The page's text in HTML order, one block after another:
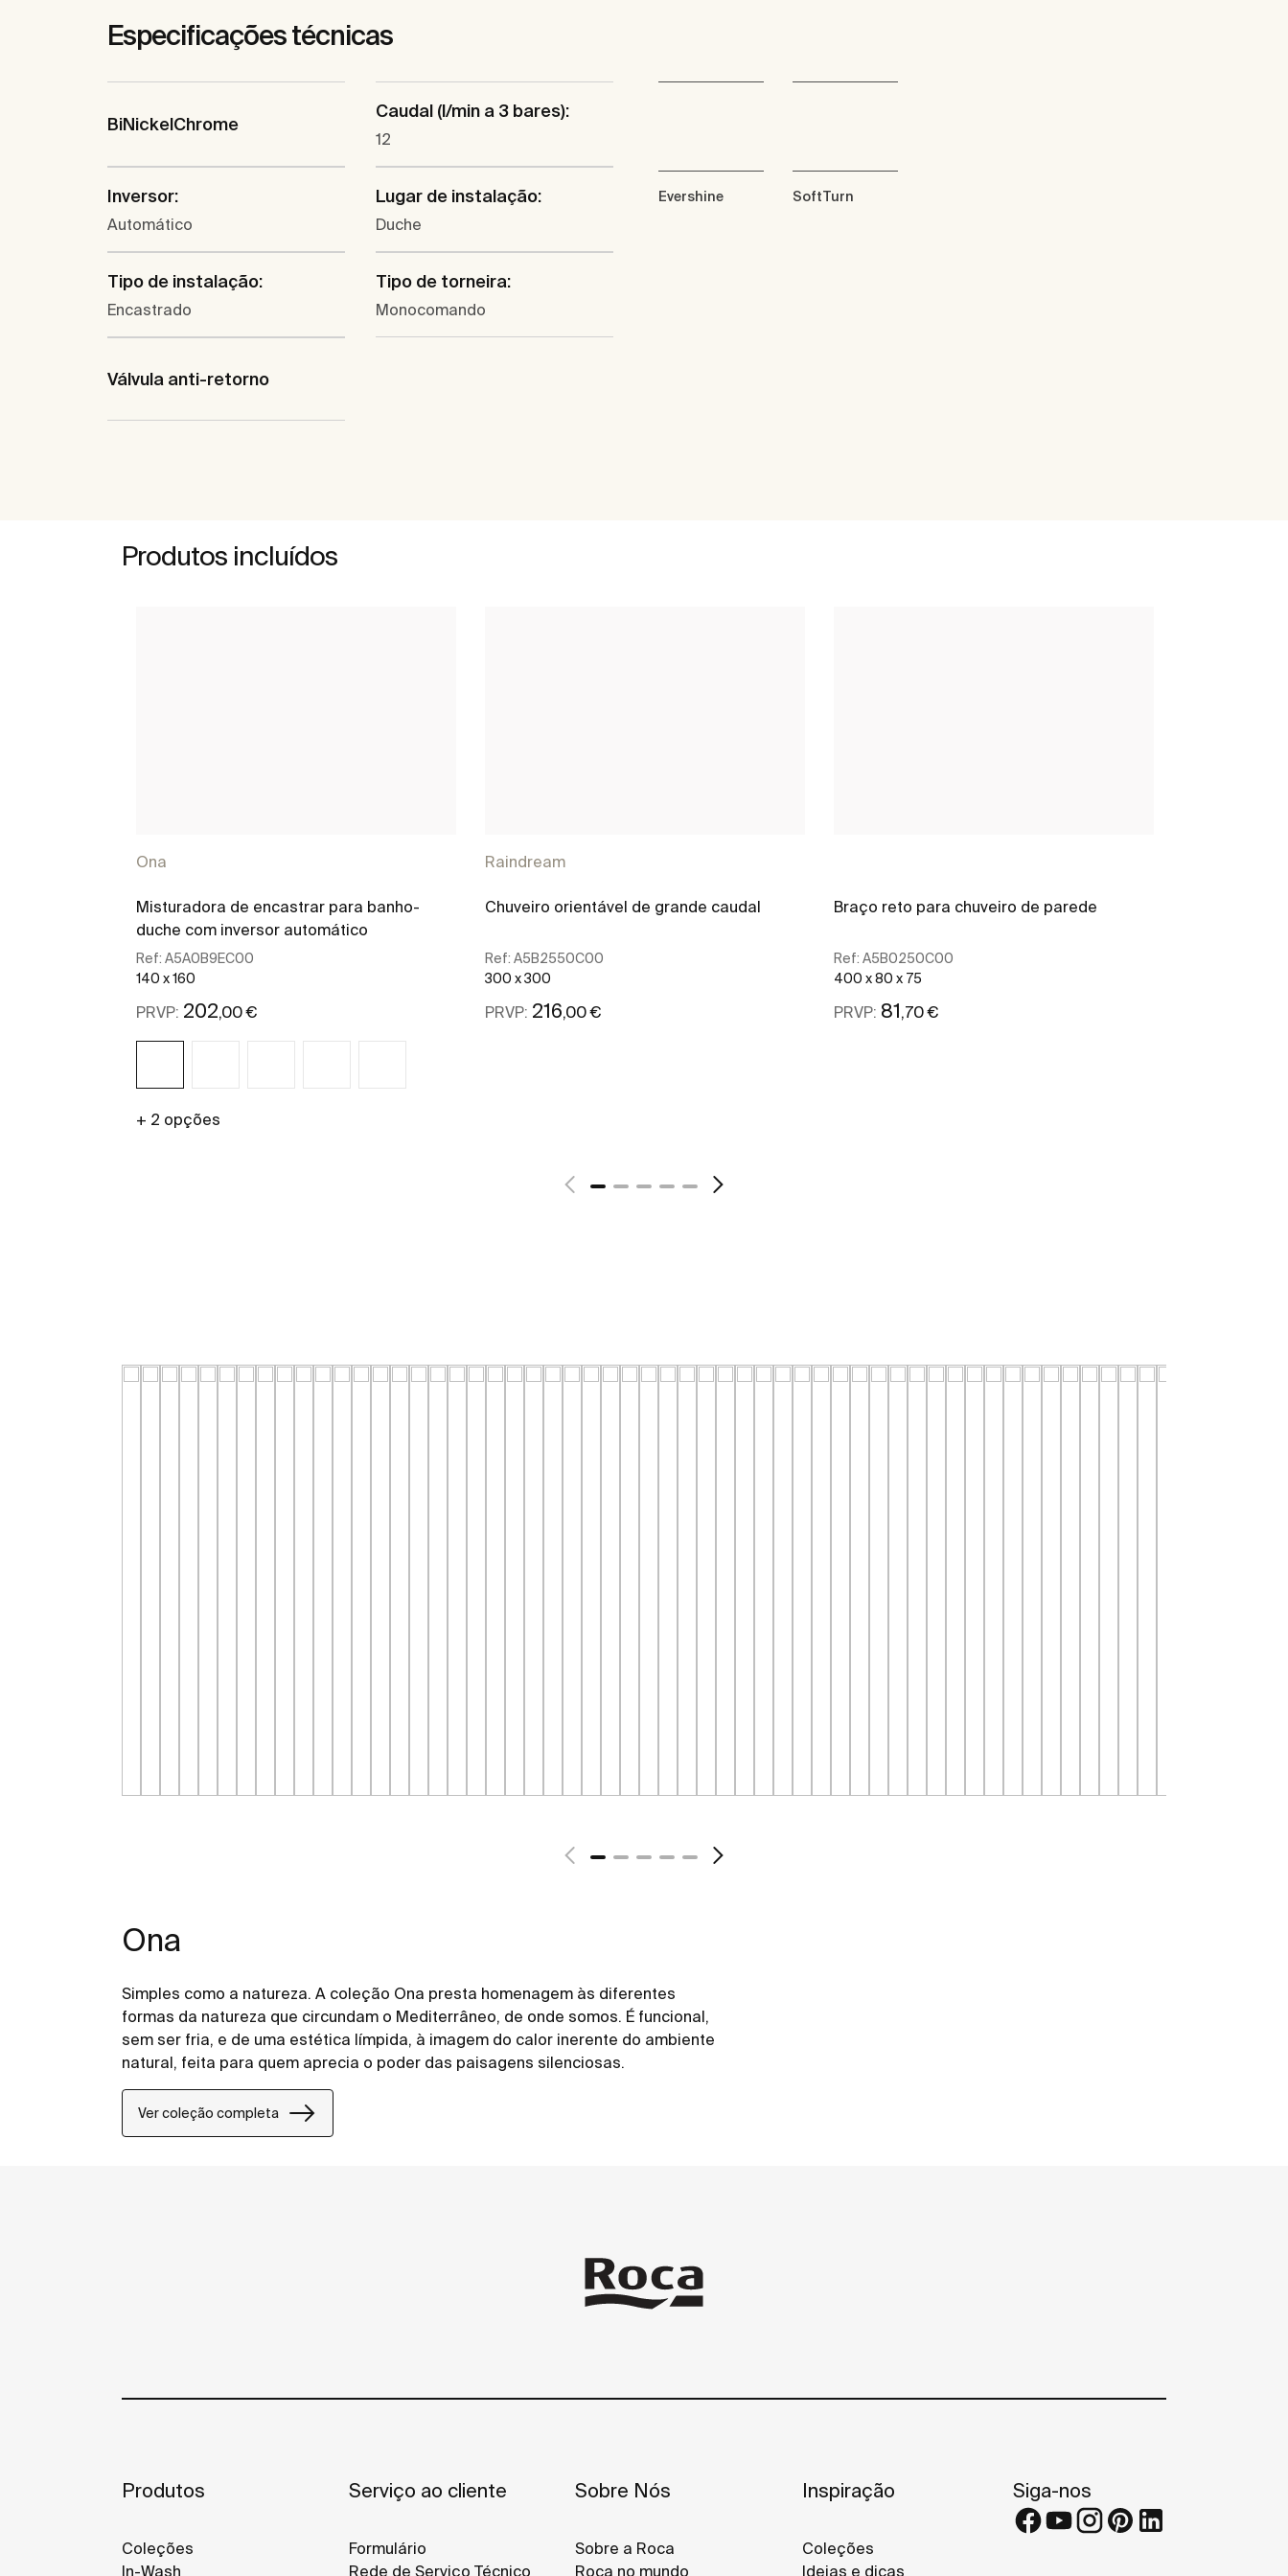
Especificações técnicas
BiNickelChrome
Caudal (l/min a 3 bares):
12
Inversor:
Automático
Lugar de instalação:
Duche
Tipo de instalação:
Encastrado
Tipo de torneira:
Monocomando
Válvula anti-retorno
Evershine SoftTurn
Produtos incluídos
Ona
Misturadora de encastrar para banho-
duche com inversor automático
Ref: A5A0B9EC00
140 x 160
PRVP: 202,00 €
+ 2 opções
Raindream
Chuveiro orientável de grande caudal
Ref: A5B2550C00
300 x 300
PRVP: 216,00 €
Braço reto para chuveiro de parede
Ref: A5B0250C00
400 x 80 x 75
PRVP: 81,70 €
Ona
Simples como a natureza. A coleção Ona presta homenagem às diferentes
formas da natureza que circundam o Mediterrâneo, de onde somos. É funcional,
sem ser fria, e de uma estética límpida, à imagem do calor inerente do ambiente
natural, feita para quem aprecia o poder das paisagens silenciosas.
Ver coleção completa
Produtos
Coleções
In-Wash
Serviço ao cliente
Formulário
Rede de Serviço Técnico
Sobre Nós
Sobre a Roca
Roca no mundo
Inspiração
Coleções
Ideias e dicas
Siga-nos